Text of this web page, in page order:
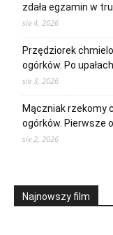
zdała egzamin w
sie 4, 2026
Przędziorek
ogórków. Po
sie 3, 2026
Mączniak rzekomy
ogórków. Pierwsze
sie 2, 2026
Najnowszy film